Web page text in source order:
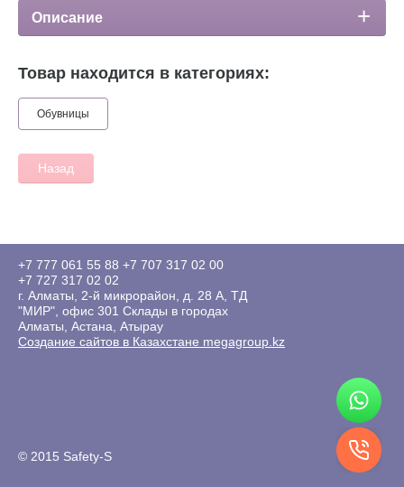
Описание
Товар находится в категориях:
Обувницы
Назад
+7 777 061 55 88 +7 707 317 02 00
+7 727 317 02 02
г. Алматы, 2-й микрорайон, д. 28 А, ТД
"МИР", офис 301 Склады в городах
Алматы, Астана, Атырау
Создание сайтов в Казахстане megagroup.kz
© 2015 Safety-S